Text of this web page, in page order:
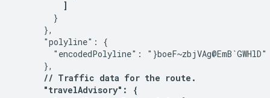
          ]
        }
      },
      "polyline": {
        "encodedPolyline": "}boeF~zbjVAg@EmB`GWHlD"
      },
// Traffic data for the route.
      "travelAdvisory": {